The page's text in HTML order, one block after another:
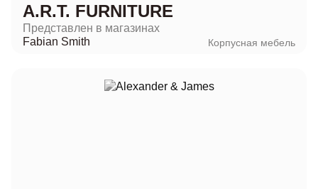
A.R.T. FURNITURE
Представлен в магазинах
Fabian Smith
Корпусная мебель